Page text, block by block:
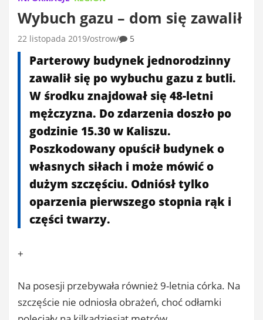
Wybuch gazu – dom się zawalił
22 listopada 2019 ostrow 5
Parterowy budynek jednorodzinny
zawalił się po wybuchu gazu z butli.
W środku znajdował się 48-letni
mężczyzna. Do zdarzenia doszło po
godzinie 15.30 w Kaliszu.
Poszkodowany opuścił budynek o
własnych siłach i może mówić o
dużym szczęściu. Odniósł tylko
oparzenia pierwszego stopnia rąk i
części twarzy.
+
Na posesji przebywała również 9-letnia córka. Na
szczęście nie odniosła obrażeń, choć odłamki